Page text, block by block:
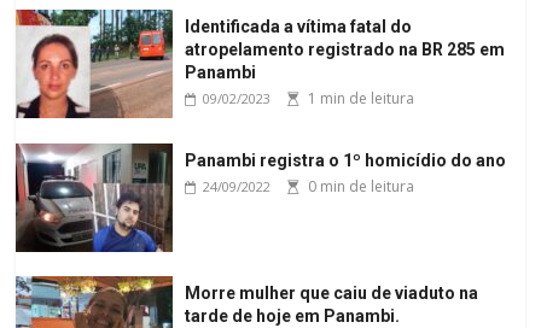
Identificada a vítima fatal do
atropelamento registrado na BR 285 em
Panambi
09/02/2023 1 min de leitura
Panambi registra o 1º homicídio do ano
24/09/2022 0 min de leitura
Morre mulher que caiu de viaduto na
tarde de hoje em Panambi.